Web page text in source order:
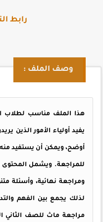
رابط
وصف الملف :
هذا الملف مناسب لطلاب
يفيد أولياء الأمور الذين
أوضح، ويمكن أن يستفيد منه
للمراجعة. ويشمل المحتوى
ومراجعة نهائية، وأسئلة
لذلك يجمع بين الفهم